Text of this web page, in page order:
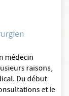
médecin
raisons,
Du début
et le